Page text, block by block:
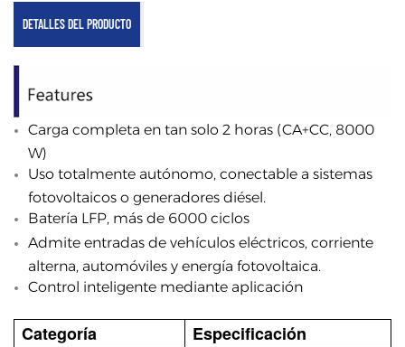
DETALLES DEL PRODUCTO
Carga completa en tan solo 2 horas (CA+CC, 8000
W)
Uso totalmente autónomo, conectable a sistemas
fotovoltaicos o generadores diésel.
Batería LFP, más de 6000 ciclos
Admite entradas de vehículos eléctricos, corriente
alterna, automóviles y energía fotovoltaica.
Control inteligente mediante aplicación
Categoría Especificación